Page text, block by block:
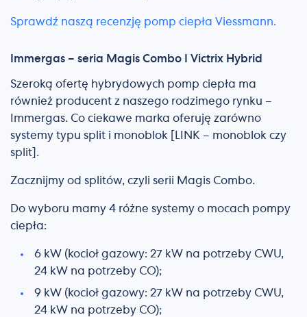
Sprawdź naszą recenzję pomp ciepła Viessmann.
Immergas – seria Magis Combo I Victrix Hybrid
Szeroką ofertę hybrydowych pomp ciepła ma
również producent z naszego rodzimego rynku –
Immergas. Co ciekawe marka oferuję zarówno
systemy typu split i monoblok [LINK – monoblok czy
split].
Zacznijmy od splitów, czyli serii Magis Combo.
Do wyboru mamy 4 różne systemy o mocach pompy
ciepła:
6 kW (kocioł gazowy: 27 kW na potrzeby CWU,
24 kW na potrzeby CO);
9 kW (kocioł gazowy: 27 kW na potrzeby CWU,
24 kW na potrzeby CO);